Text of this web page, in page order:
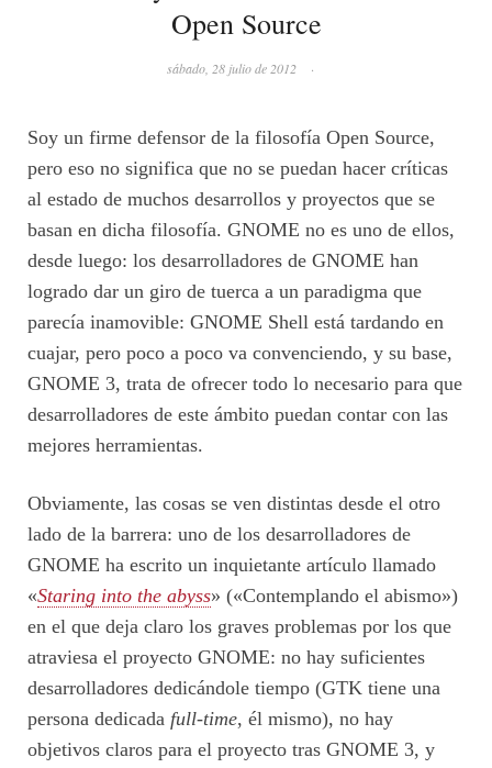
Open Source
sábado, 28 julio de 2012 ·
Soy un firme defensor de la filosofía Open Source,
pero eso no significa que no se puedan hacer críticas
al estado de muchos desarrollos y proyectos que se
basan en dicha filosofía. GNOME no es uno de ellos,
desde luego: los desarrolladores de GNOME han
logrado dar un giro de tuerca a un paradigma que
parecía inamovible: GNOME Shell está tardando en
cuajar, pero poco a poco va convenciendo, y su base,
GNOME 3, trata de ofrecer todo lo necesario para que
desarrolladores de este ámbito puedan contar con las
mejores herramientas.
Obviamente, las cosas se ven distintas desde el otro
lado de la barrera: uno de los desarrolladores de
GNOME ha escrito un inquietante artículo llamado
«Staring into the abyss» («Contemplando el abismo»)
en el que deja claro los graves problemas por los que
atraviesa el proyecto GNOME: no hay suficientes
desarrolladores dedicándole tiempo (GTK tiene una
persona dedicada full-time, él mismo), no hay
objetivos claros para el proyecto tras GNOME 3, y